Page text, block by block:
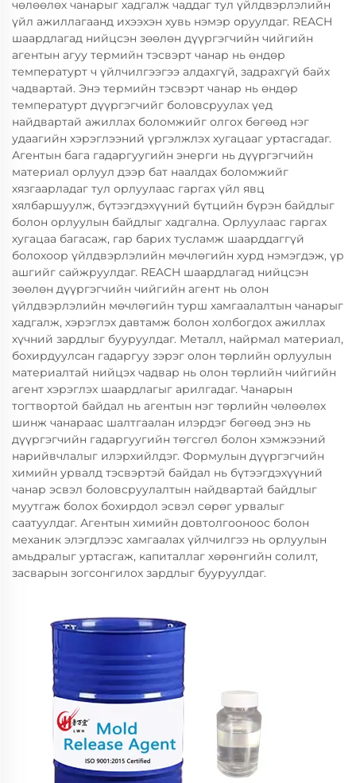
чөлөөлөх чанарыг хадгалж чаддаг тул үйлдвэрлэлийн
үйл ажиллагаанд ихээхэн хувь нэмэр оруулдаг. REACH
шаардлагад нийцсэн зөөлөн дүүргэгчийн чийгийн
агентын агуу термийн тэсвэрт чанар нь өндөр
температурт ч үйлчилгээгээ алдахгүй, задрахгүй байх
чадвартай. Энэ термийн тэсвэрт чанар нь өндөр
температурт дүүргэгчийг боловсруулах үед
найдвартай ажиллах боломжийг олгох бөгөөд нэг
удаагийн хэрэглээний үргэлжлэх хугацааг уртасгадаг.
Агентын бага гадаргуугийн энерги нь дүүргэгчийн
материал орлуул дээр бат наалдах боломжийг
хязгаарладаг тул орлуулаас гаргах үйл явц
хялбаршуулж, бүтээгдэхүүний бүтцийн бүрэн байдлыг
болон орлуулын байдлыг хадгална. Орлуулаас гаргах
хугацаа багасаж, гар барих тусламж шаарддаггүй
болохоор үйлдвэрлэлийн мөчлөгийн хурд нэмэгдэж, үр
ашгийг сайжруулдаг. REACH шаардлагад нийцсэн
зөөлөн дүүргэгчийн чийгийн агент нь олон
үйлдвэрлэлийн мөчлөгийн турш хамгаалалтын чанарыг
хадгалж, хэрэглэх давтамж болон холбогдох ажиллах
хүчний зардлыг бууруулдаг. Металл, найрмал материал,
бохирдуулсан гадаргуу зэрэг олон төрлийн орлуулын
материалтай нийцэх чадвар нь олон төрлийн чийгийн
агент хэрэглэх шаардлагыг арилгадаг. Чанарын
тогтвортой байдал нь агентын нэг төрлийн чөлөөлөх
шинж чанараас шалтгаалан илэрдэг бөгөөд энэ нь
дүүргэгчийн гадаргуугийн төгсгөл болон хэмжээний
нарийвчлалыг илэрхийлдэг. Формулын дүүргэгчийн
химийн урвалд тэсвэртэй байдал нь бүтээгдэхүүний
чанар эсвэл боловсруулалтын найдвартай байдлыг
муутгаж болох бохирдол эсвэл сөрөг урвалыг
саатуулдаг. Агентын химийн довтолгооноос болон
механик элэгдлээс хамгаалах үйлчилгээ нь орлуулын
амьдралыг уртасгаж, капиталлаг хөрөнгийн солилт,
засварын зогсонгилох зардлыг бууруулдаг.